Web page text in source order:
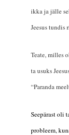
ikka ja jälle
Jeesus tundis
Teate, milles
ta usuks
“Paranda
Seepärastoli
probleem,